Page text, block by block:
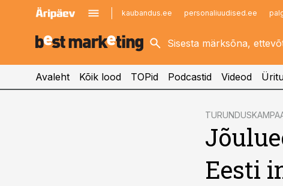
kaubandus.ee personaliuudised.ee
kinnisvarauudised.ee
logistikauudised.ee
imelineajalugu.ee
Avaleht Kõik lood TOPid Podcastid Videod
Eesti